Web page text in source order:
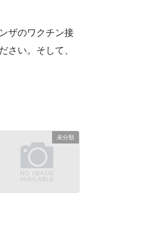
ザのワクチン接
さい。そして、
未分類